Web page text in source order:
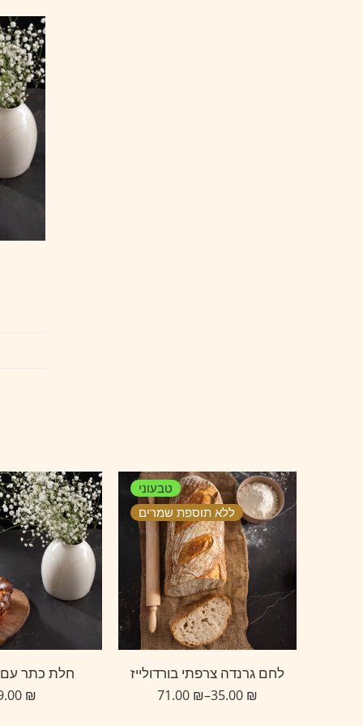
טבעוני
ללא תוספת שמרים
לחם גרנדה צרפתי בורדולייז
₪
–
₪
חלת כתר עם
₪